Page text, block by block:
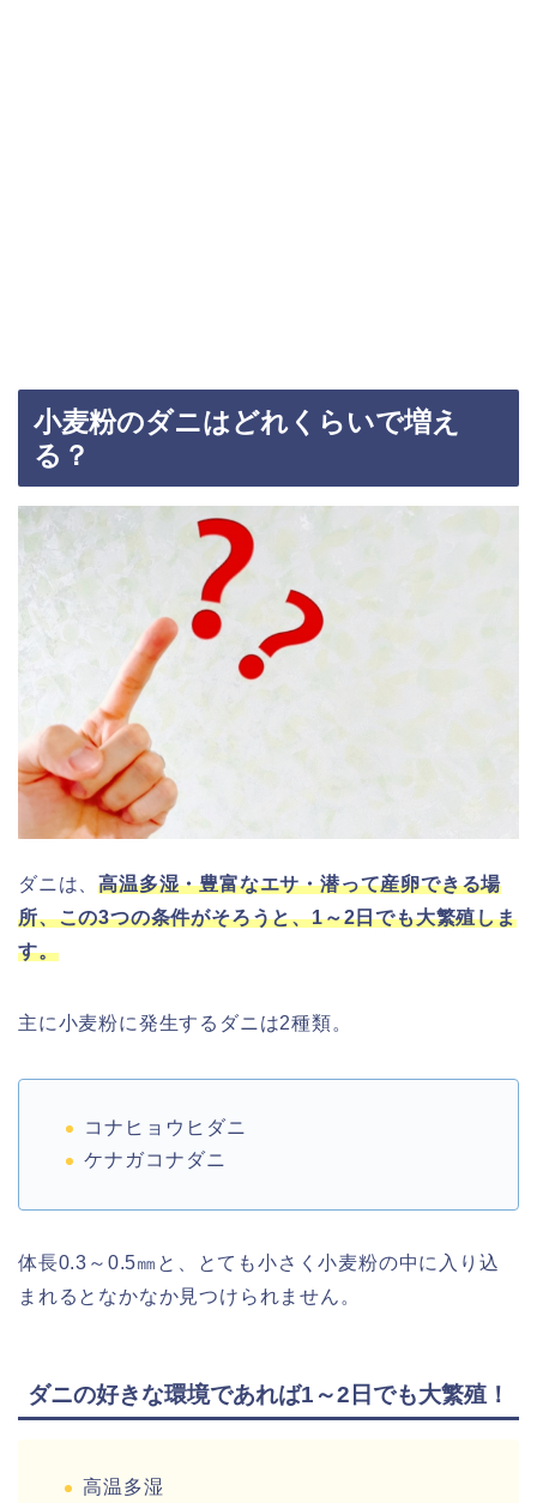
小麦粉のダニはどれくらいで増え
る？
ダニは、高温多湿・豊富なエサ・潜って産卵できる場
所、この3つの条件がそろうと、1～2日でも大繁殖しま
す。
主に小麦粉に発生するダニは2種類。
コナヒョウヒダニ
ケナガコナダニ
体長0.3～0.5㎜と、とても小さく小麦粉の中に入り込
まれるとなかなか見つけられません。
ダニの好きな環境であれば1～2日でも大繁殖！
高温多湿